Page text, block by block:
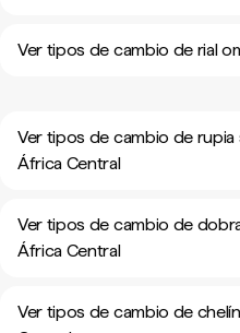
Ver tipos de cambio de rial
Ver tipos de cambio de
África Central
Ver tipos de cambio de
África Central
Ver tipos de cambio de